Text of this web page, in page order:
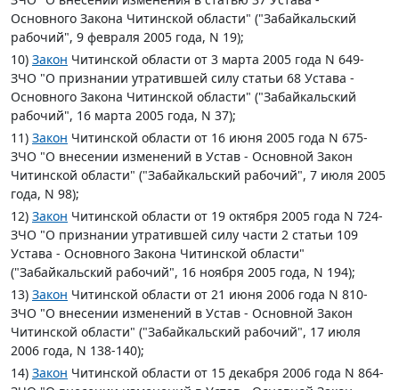
Основного Закона Читинской области" ("Забайкальский
рабочий", 9 февраля 2005 года, N 19);
10) Закон Читинской области от 3 марта 2005 года N 649-
ЗЧО "О признании утратившей силу статьи 68 Устава -
Основного Закона Читинской области" ("Забайкальский
рабочий", 16 марта 2005 года, N 37);
11) Закон Читинской области от 16 июня 2005 года N 675-
ЗЧО "О внесении изменений в Устав - Основной Закон
Читинской области" ("Забайкальский рабочий", 7 июля 2005
года, N 98);
12) Закон Читинской области от 19 октября 2005 года N 724-
ЗЧО "О признании утратившей силу части 2 статьи 109
Устава - Основного Закона Читинской области"
("Забайкальский рабочий", 16 ноября 2005 года, N 194);
13) Закон Читинской области от 21 июня 2006 года N 810-
ЗЧО "О внесении изменений в Устав - Основной Закон
Читинской области" ("Забайкальский рабочий", 17 июля
2006 года, N 138-140);
14) Закон Читинской области от 15 декабря 2006 года N 864-